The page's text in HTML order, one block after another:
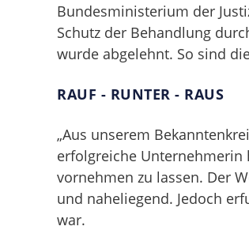
Bundesministerium der
Schutz der Behandlung
wurde abgelehnt. So sind
RAUF - RUNTER - RAUS
„Aus unserem
erfolgreiche Unternehmerin
vornehmen zu lassen. Der
und naheliegend. Jedoch
war.